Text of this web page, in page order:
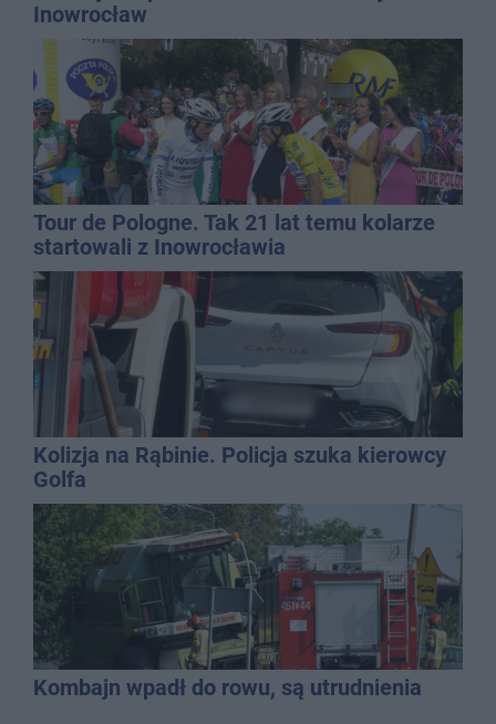
Inowrocław
Tour de Pologne. Tak 21 lat temu kolarze
startowali z Inowrocławia
Kolizja na Rąbinie. Policja szuka kierowcy
Golfa
Kombajn wpadł do rowu, są utrudnienia